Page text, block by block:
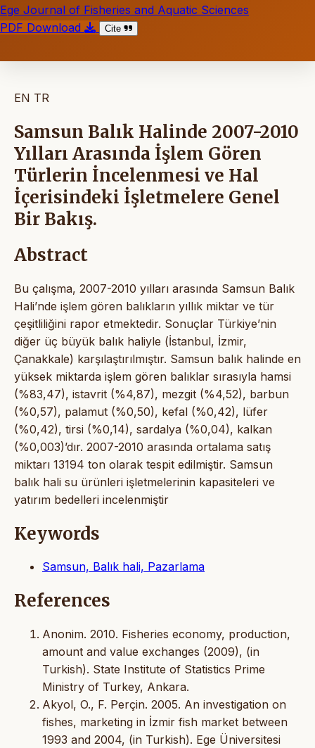
Ege Journal of Fisheries and Aquatic Sciences
PDF Download
Cite
EN TR
Samsun Balık Halinde 2007-2010
Yılları Arasında İşlem Gören
Türlerin İncelenmesi ve Hal
İçerisindeki İşletmelere Genel
Bir Bakış.
Abstract
Bu çalışma, 2007-2010 yılları arasında Samsun Balık
Hali’nde işlem gören balıkların yıllık miktar ve tür
çeşitliliğini rapor etmektedir. Sonuçlar Türkiye’nin
diğer üç büyük balık haliyle (İstanbul, İzmir,
Çanakkale) karşılaştırılmıştır. Samsun balık halinde en
yüksek miktarda işlem gören balıklar sırasıyla hamsi
(%83,47), istavrit (%4,87), mezgit (%4,52), barbun
(%0,57), palamut (%0,50), kefal (%0,42), lüfer
(%0,42), tirsi (%0,14), sardalya (%0,04), kalkan
(%0,003)’dır. 2007-2010 arasında ortalama satış
miktarı 13194 ton olarak tespit edilmiştir. Samsun
balık hali su ürünleri işletmelerinin kapasiteleri ve
yatırım bedelleri incelenmiştir
Keywords
Samsun, Balık hali, Pazarlama
References
Anonim. 2010. Fisheries economy, production,
amount and value exchanges (2009), (in
Turkish). State Institute of Statistics Prime
Ministry of Turkey, Ankara.
Akyol, O., F. Perçin. 2005. An investigation on
fishes, marketing in İzmir fish market between
1993 and 2004, (in Turkish). Ege Üniversitesi